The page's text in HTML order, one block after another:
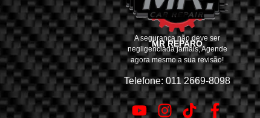
MR REPARO
A segurança não deve ser
negligenciada jamais, Agende
agora mesmo a sua revisão!
Telefone: 011 2669-8098